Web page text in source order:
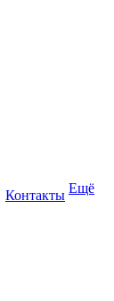
Контакты Ещё